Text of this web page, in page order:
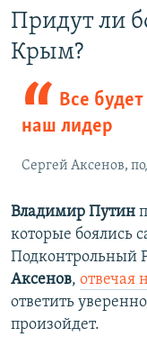
Придут ли
Крым?
Все
наш лидер
Сергей Аксенов,
Владимир Путин
которые боялись
Подконтрольный
Аксенов, отвечая
ответить
произойдет.